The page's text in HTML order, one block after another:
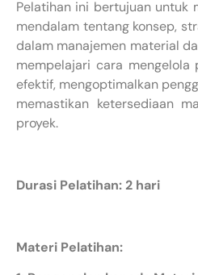
Pelatihan ini bertujuan untuk
mendalam tentang konsep,
dalam manajemen material
mempelajari cara mengelola
efektif, mengoptimalkan
memastikan ketersediaan
proyek.
Durasi Pelatihan: 2 hari
Materi Pelatihan: